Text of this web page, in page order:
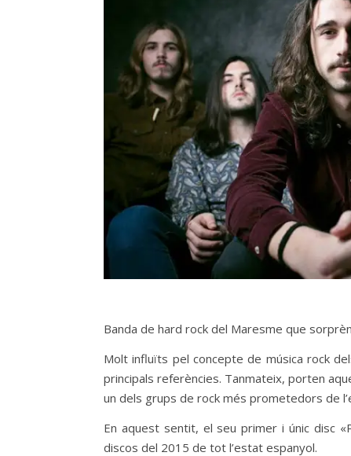
Banda de hard rock del Maresme que
Molt influïts pel concepte de música rock
principals referències. Tanmateix, porten
un dels grups de rock més prometedors de
En aquest sentit, el seu primer i únic disc
discos del 2015 de tot l’estat espanyol.